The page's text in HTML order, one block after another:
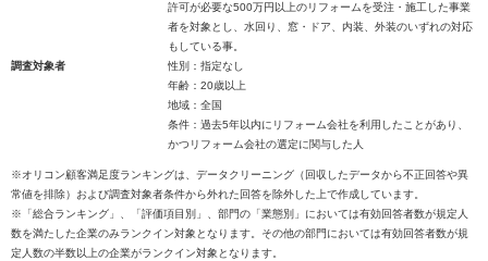
許可が必要な500万円以上のリフォームを受注・施工した事業
者を対象とし、水回り、窓・ドア、内装、外装のいずれの対応
もしている事。
調査対象者
性別：指定なし
年齢：20歳以上
地域：全国
条件：過去5年以内にリフォーム会社を利用したことがあり、
かつリフォーム会社の選定に関与した人
※オリコン顧客満足度ランキングは、データクリーニング（回収したデータから不正回答や異
常値を排除）および調査対象者条件から外れた回答を除外した上で作成しています。
※「総合ランキング」、「評価項目別」、部門の「業態別」においては有効回答者数が規定人
数を満たした企業のみランクイン対象となります。その他の部門においては有効回答者数が規
定人数の半数以上の企業がランクイン対象となります。